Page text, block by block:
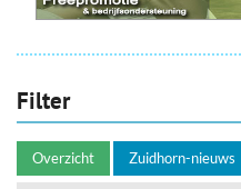
Filter
Overzicht Zuidhorn-nieuws